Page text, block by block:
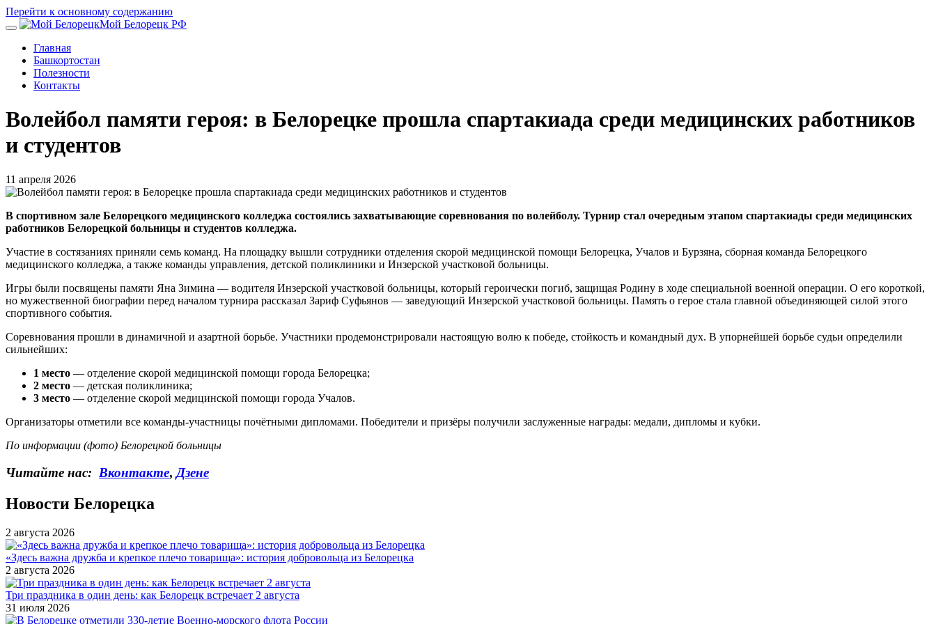
Перейти к основному содержанию
Мой Белорецк РФ
Главная
Башкортостан
Полезности
Контакты
Волейбол памяти героя: в Белорецке прошла спартакиада среди медицинских работников
и студентов
11 апреля 2026
В спортивном зале Белорецкого медицинского колледжа состоялись захватывающие соревнования по волейболу. Турнир стал очередным этапом спартакиады среди медицинских
работников Белорецкой больницы и студентов колледжа.
Участие в состязаниях приняли семь команд. На площадку вышли сотрудники отделения скорой медицинской помощи Белорецка, Учалов и Бурзяна, сборная команда Белорецкого
медицинского колледжа, а также команды управления, детской поликлиники и Инзерской участковой больницы.
Игры были посвящены памяти Яна Зимина — водителя Инзерской участковой больницы, который героически погиб, защищая Родину в ходе специальной военной операции. О его короткой,
но мужественной биографии перед началом турнира рассказал Зариф Суфьянов — заведующий Инзерской участковой больницы. Память о герое стала главной объединяющей силой этого
спортивного события.
Соревнования прошли в динамичной и азартной борьбе. Участники продемонстрировали настоящую волю к победе, стойкость и командный дух. В упорнейшей борьбе судьи определили
сильнейших:
1 место — отделение скорой медицинской помощи города Белорецка;
2 место — детская поликлиника;
3 место — отделение скорой медицинской помощи города Учалов.
Организаторы отметили все команды-участницы почётными дипломами. Победители и призёры получили заслуженные награды: медали, дипломы и кубки.
По информации (фото) Белорецкой больницы
Читайте нас: Вконтакте, Дзене
Новости Белорецка
2 августа 2026
«Здесь важна дружба и крепкое плечо товарища»: история добровольца из Белорецка
2 августа 2026
Три праздника в один день: как Белорецк встречает 2 августа
31 июля 2026